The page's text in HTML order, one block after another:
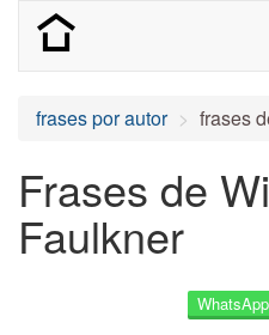
frases por autor frases
Frases de
Faulkner
WhatsApp